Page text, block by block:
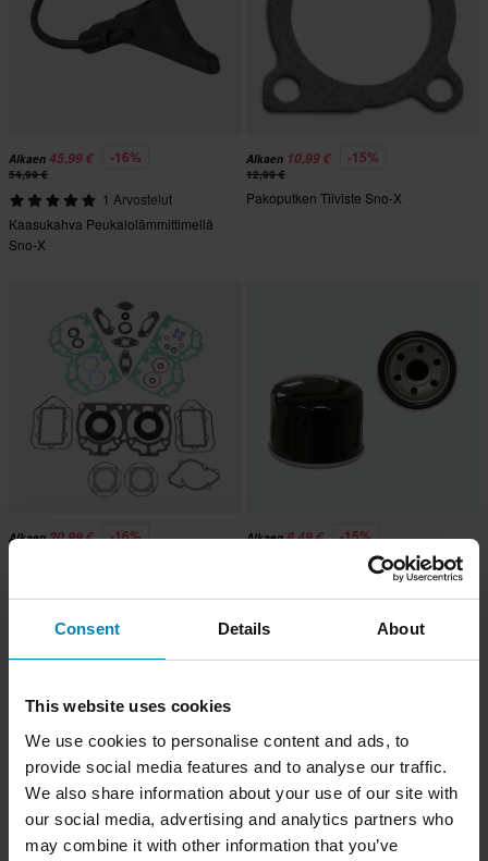
Consent Details About
This website uses cookies
We use cookies to personalise content and ads, to
provide social media features and to analyse our traffic.
We also share information about your use of our site with
our social media, advertising and analytics partners who
may combine it with other information that you’ve
Alkaen 45,99 € -16%
54,99 €
1 Arvostelut
Kaasukahva Peukalolämmittimellä
Sno-X
Alkaen 10,99 € -15%
12,99 €
Pakoputken Tiiviste Sno-X
Alkaen20,99 € -16%
Tiivistesarja Täydellinen Winderosa
Alkaen8,49 € -15%
5 Arvostelut
Öljynsuodatin Sno-X